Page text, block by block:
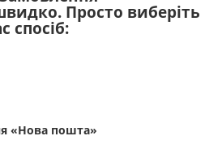
Просто виберіть
спосіб:
«Нова пошта»